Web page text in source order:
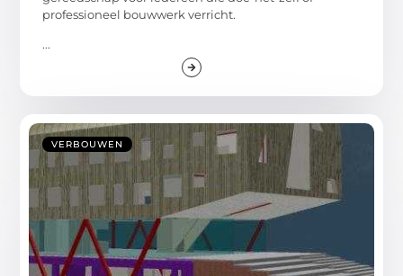
professioneel bouwwerk verricht.
...
VERBOUWEN